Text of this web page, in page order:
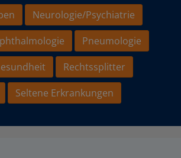
Neurologie/Psychiatrie
Pneumologie
Rechtssplitter
Seltene Erkrankungen